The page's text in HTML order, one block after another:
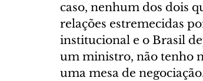
caso, nenhum dos dois
relações estremecidas
institucional e o Brasil
um ministro, não tenho
uma mesa de